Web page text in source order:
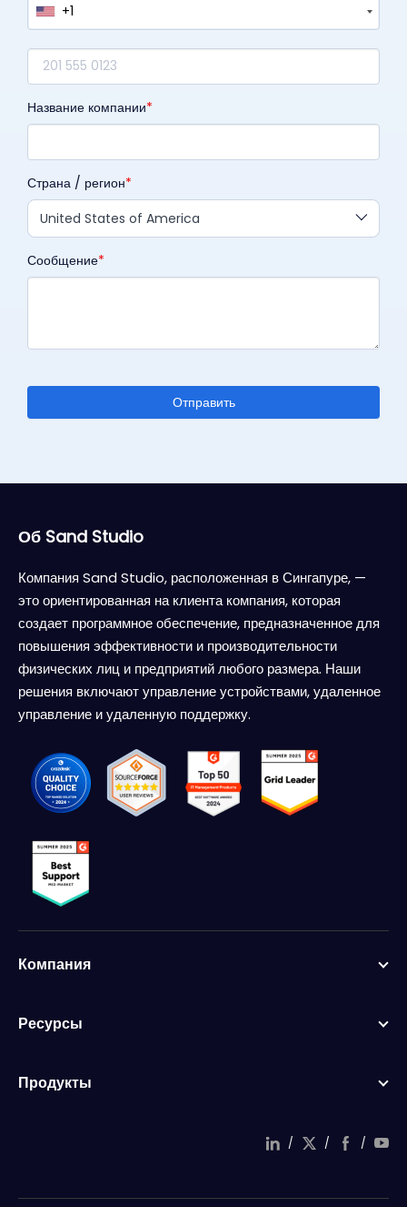
+1
Название компании
Страна / регион
United States of America
Сообщение
Отправить
Об Sand Studio
Компания Sand Studio, расположенная в Сингапуре, —
это ориентированная на клиента компания, которая
создает программное обеспечение, предназначенное для
повышения эффективности и производительности
физических лиц и предприятий любого размера. Наши
решения включают управление устройствами, удаленное
управление и удаленную поддержку.
Компания
Ресурсы
Продукты
/ / /